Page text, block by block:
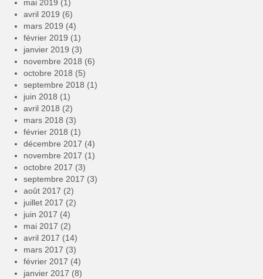
mai 2019 (1)
avril 2019 (6)
mars 2019 (4)
février 2019 (1)
janvier 2019 (3)
novembre 2018 (6)
octobre 2018 (5)
septembre 2018 (1)
juin 2018 (1)
avril 2018 (2)
mars 2018 (3)
février 2018 (1)
décembre 2017 (4)
novembre 2017 (1)
octobre 2017 (3)
septembre 2017 (3)
août 2017 (2)
juillet 2017 (2)
juin 2017 (4)
mai 2017 (2)
avril 2017 (14)
mars 2017 (3)
février 2017 (4)
janvier 2017 (8)